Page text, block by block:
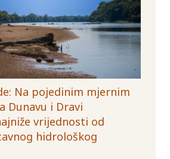
Na pojedinim mjernim
Dunavu i Dravi
vrijednosti od
hidrološkog